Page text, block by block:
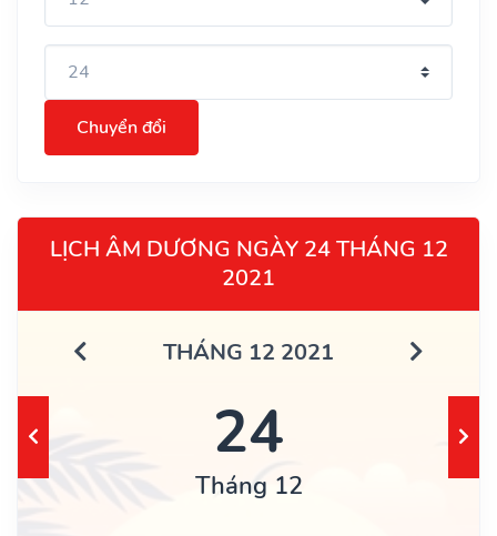
Chuyển đổi
LỊCH ÂM DƯƠNG NGÀY 24 THÁNG 12
2021
THÁNG 12 2021
24
Tháng 12